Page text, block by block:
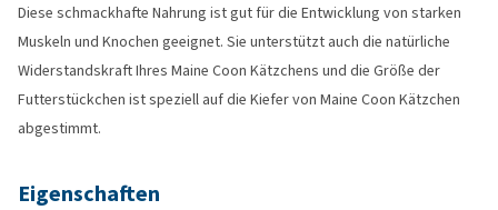
Diese schmackhafte Nahrung ist gut für die Entwicklung von starken
Muskeln und Knochen geeignet. Sie unterstützt auch die natürliche
Widerstandskraft Ihres Maine Coon Kätzchens und die Größe der
Futterstückchen ist speziell auf die Kiefer von Maine Coon Kätzchen
abgestimmt.
Eigenschaften